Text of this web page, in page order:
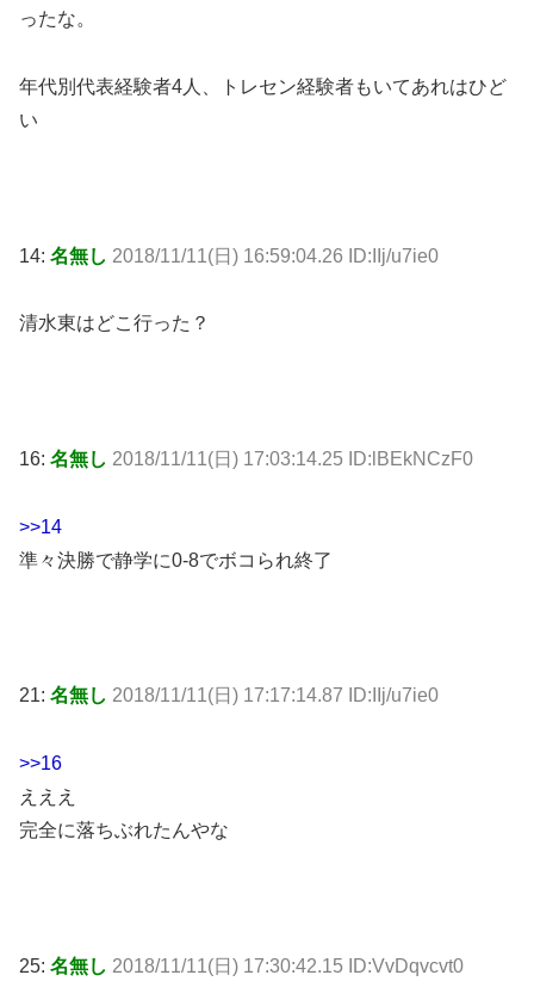
ったな。
年代別代表経験者4人、トレセン経験者もいてあれはひど
い
14: 名無し 2018/11/11(日) 16:59:04.26 ID:IIj/u7ie0
清水東はどこ行った？
16: 名無し 2018/11/11(日) 17:03:14.25 ID:lBEkNCzF0
>>14
準々決勝で静学に0-8でボコられ終了
21: 名無し 2018/11/11(日) 17:17:14.87 ID:IIj/u7ie0
>>16
えええ
完全に落ちぶれたんやな
25: 名無し 2018/11/11(日) 17:30:42.15 ID:VvDqvcvt0